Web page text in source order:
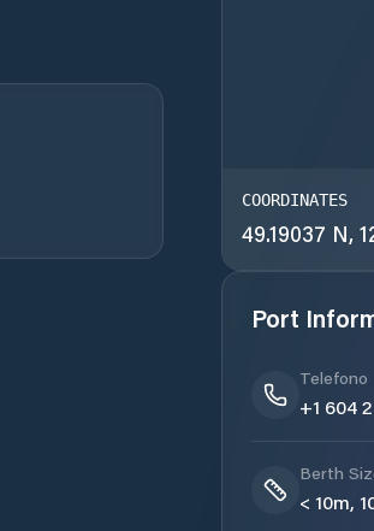
COORDINATES
49.19037 N,
Port
Telefono
+1 604
Berth
< 10m,